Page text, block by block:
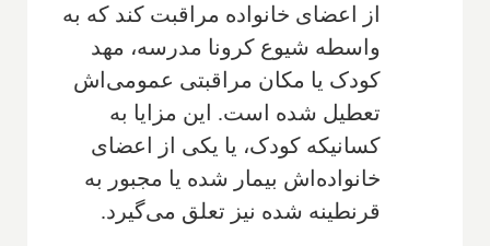
از اعضای خانواده مراقبت کند که به
واسطه شیوع کرونا مدرسه، مهد
کودک یا مکان مراقبتی عمومی‌اش
تعطیل شده است. این مزایا به
کسانیکه کودک، یا یکی از اعضای
خانواده‌اش بیمار شده یا مجبور به
قرنطینه شده نیز تعلق می‌گیرد.